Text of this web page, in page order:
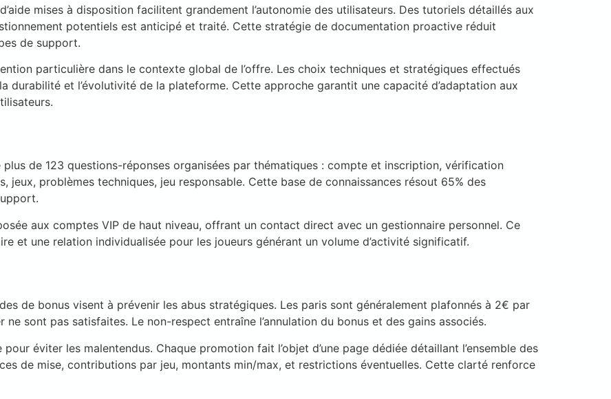
mises à disposition facilitent grandement l’autonomie des utilisateurs. Des tutoriels détaillés aux
potentiels est anticipé et traité. Cette stratégie de documentation proactive réduit
de support.
particulière dans le contexte global de l’offre. Les choix techniques et stratégiques effectués
durabilité et l’évolutivité de la plateforme. Cette approche garantit une capacité d’adaptation aux
plus de 123 questions-réponses organisées par thématiques : compte et inscription, vérification
jeux, problèmes techniques, jeu responsable. Cette base de connaissances résout 65% des
aux comptes VIP de haut niveau, offrant un contact direct avec un gestionnaire personnel. Ce
et une relation individualisée pour les joueurs générant un volume d’activité significatif.
de bonus visent à prévenir les abus stratégiques. Les paris sont généralement plafonnés à 2€ par
sont pas satisfaites. Le non-respect entraîne l’annulation du bonus et des gains associés.
éviter les malentendus. Chaque promotion fait l’objet d’une page dédiée détaillant l’ensemble des
de mise, contributions par jeu, montants min/max, et restrictions éventuelles. Cette clarté renforce